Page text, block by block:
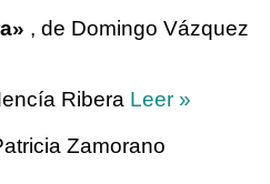
, de Domingo Vázquez
Ribera Leer »
Zamorano